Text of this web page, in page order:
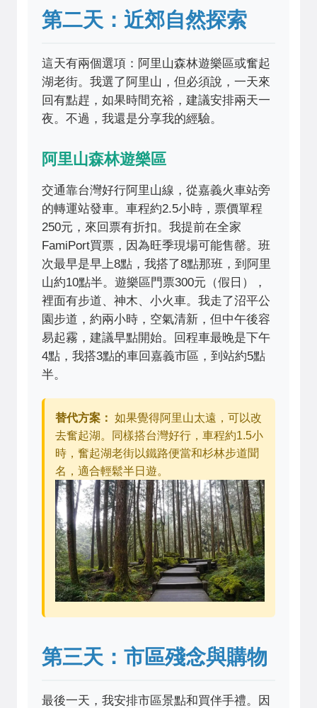
第二天：近郊自然探索
這天有兩個選項：阿里山森林遊樂區或奮起
湖老街。我選了阿里山，但必須說，一天來
回有點趕，如果時間充裕，建議安排兩天一
夜。不過，我還是分享我的經驗。
阿里山森林遊樂區
交通靠台灣好行阿里山線，從嘉義火車站旁
的轉運站發車。車程約2.5小時，票價單程
250元，來回票有折扣。我提前在全家
FamiPort買票，因為旺季現場可能售罄。班
次最早是早上8點，我搭了8點那班，到阿里
山約10點半。遊樂區門票300元（假日），
裡面有步道、神木、小火車。我走了沼平公
園步道，約兩小時，空氣清新，但中午後容
易起霧，建議早點開始。回程車最晚是下午
4點，我搭3點的車回嘉義市區，到站約5點
半。
替代方案： 如果覺得阿里山太遠，可以改
去奮起湖。同樣搭台灣好行，車程約1.5小
時，奮起湖老街以鐵路便當和杉林步道聞
名，適合輕鬆半日遊。
第三天：市區殘念與購物
最後一天，我安排市區景點和買伴手禮。因